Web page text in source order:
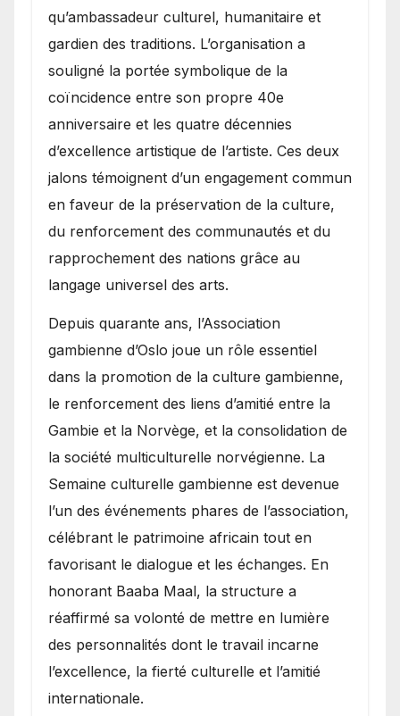
qu’ambassadeur culturel, humanitaire et
gardien des traditions. L’organisation a
souligné la portée symbolique de la
coïncidence entre son propre 40e
anniversaire et les quatre décennies
d’excellence artistique de l’artiste. Ces deux
jalons témoignent d’un engagement commun
en faveur de la préservation de la culture,
du renforcement des communautés et du
rapprochement des nations grâce au
langage universel des arts.
​Depuis quarante ans, l’Association
gambienne d’Oslo joue un rôle essentiel
dans la promotion de la culture gambienne,
le renforcement des liens d’amitié entre la
Gambie et la Norvège, et la consolidation de
la société multiculturelle norvégienne. La
Semaine culturelle gambienne est devenue
l’un des événements phares de l’association,
célébrant le patrimoine africain tout en
favorisant le dialogue et les échanges. En
honorant Baaba Maal, la structure a
réaffirmé sa volonté de mettre en lumière
des personnalités dont le travail incarne
l’excellence, la fierté culturelle et l’amitié
internationale.